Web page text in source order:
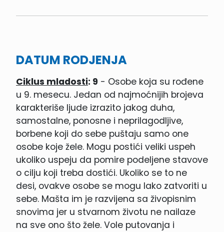
DATUM RODJENJA
Ciklus mladosti: 9 - Osobe koja su rođene
u 9. mesecu. Jedan od najmoćnijih brojeva
karakteriše ljude izrazito jakog duha,
samostalne, ponosne i neprilagodljive,
borbene koji do sebe puštaju samo one
osobe koje žele. Mogu postići veliki uspeh
ukoliko uspeju da pomire podeljene stavove
o cilju koji treba dostići. Ukoliko se to ne
desi, ovakve osobe se mogu lako zatvoriti u
sebe. Mašta im je razvijena sa živopisnim
snovima jer u stvarnom životu ne nailaze
na sve ono što žele. Vole putovanja i